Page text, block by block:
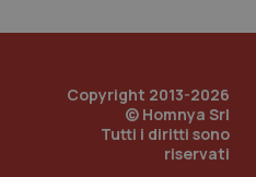
Copyright 2013-2026
© Homnya Srl
Tutti i diritti sono
riservati
www.quotidianosanita.it